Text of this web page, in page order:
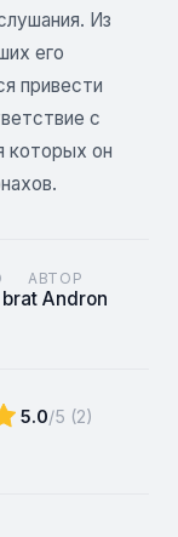
Из
его
привести
с
которых он
АВТОР
brat Andron
5.0/5 (2)